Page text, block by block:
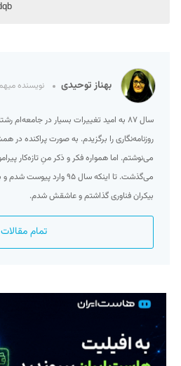
بهناز توحیدی نویسنده
سال ۸۷ به امید تغییرات بسیار در جامعه‌ام
روزنامه‌نگاری را برگزیدم. به صورت پراکنده
می‌نوشتم. اما همواره فکر و ذکر منِ تازه‌کار
می‌گذشت. تا اینکه سال ۹۵
بیکران فناوری گذاشتم و عاشقش شدم.
تمام مقالات